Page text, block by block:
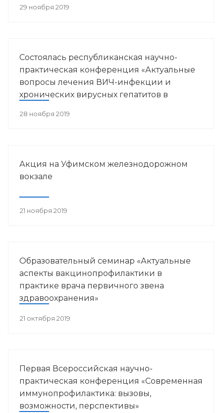
29 ноября 2019
Состоялась республиканская научно-
практическая конференция «Актуальные
вопросы лечения ВИЧ-инфекции и
хронических вирусных гепатитов в
28 ноября 2019
Акция на Уфимском железнодорожном
вокзале
21 ноября 2019
Образовательный семинар «Актуальные
аспекты вакцинопрофилактики в
практике врача первичного звена
здравоохранения»
21 октября 2019
Первая Всероссийская научно-
практическая конференция «Современная
иммунопрофилактика: вызовы,
возможности, перспективы»